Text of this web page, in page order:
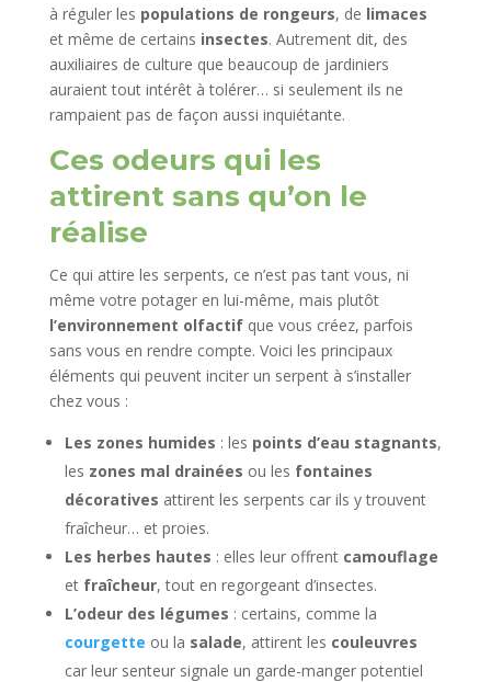
à réguler les populations de rongeurs, de limaces
et même de certains insectes. Autrement dit, des
auxiliaires de culture que beaucoup de jardiniers
auraient tout intérêt à tolérer… si seulement ils ne
rampaient pas de façon aussi inquiétante.
Ces odeurs qui les
attirent sans qu’on le
réalise
Ce qui attire les serpents, ce n’est pas tant vous, ni
même votre potager en lui-même, mais plutôt
l’environnement olfactifque vous créez, parfois
sans vous en rendre compte. Voici les principaux
éléments qui peuvent inciter un serpent à s’installer
chez vous :
Les zones humides : les points d’eau stagnants,
les zones mal drainées ou les fontaines
décoratives attirent les serpents car ils y trouvent
fraîcheur… et proies.
Les herbes hautes : elles leur offrent camouflage
et fraîcheur, tout en regorgeant d’insectes.
L’odeur des légumes : certains, comme la
courgette ou la salade, attirent les couleuvres
car leur senteur signale un garde-manger potentiel